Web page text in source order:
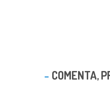
COMENTA,